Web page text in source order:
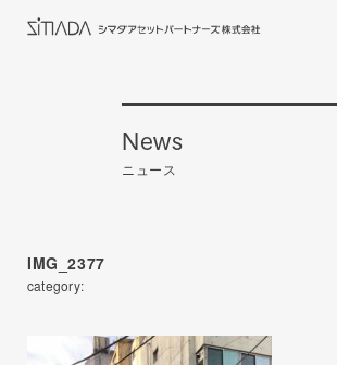
News
ニュース
IMG_2377
category: